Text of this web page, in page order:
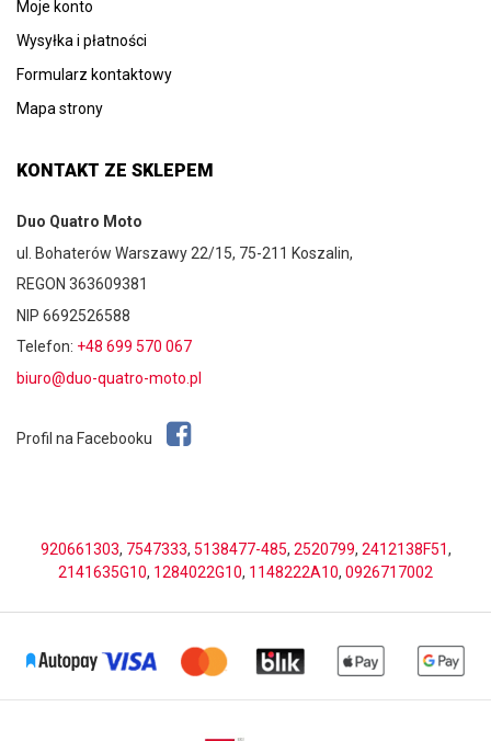
Moje konto
Wysyłka i płatności
Formularz kontaktowy
Mapa strony
KONTAKT ZE SKLEPEM
Duo Quatro Moto
ul. Bohaterów Warszawy 22/15, 75-211 Koszalin,
REGON 363609381
NIP 6692526588
Telefon: +48 699 570 067
biuro@duo-quatro-moto.pl
Profil na Facebooku
920661303, 7547333, 5138477-485, 2520799, 2412138F51,
2141635G10, 1284022G10, 1148222A10, 0926717002